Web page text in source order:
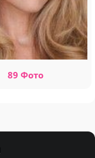
89 Фото